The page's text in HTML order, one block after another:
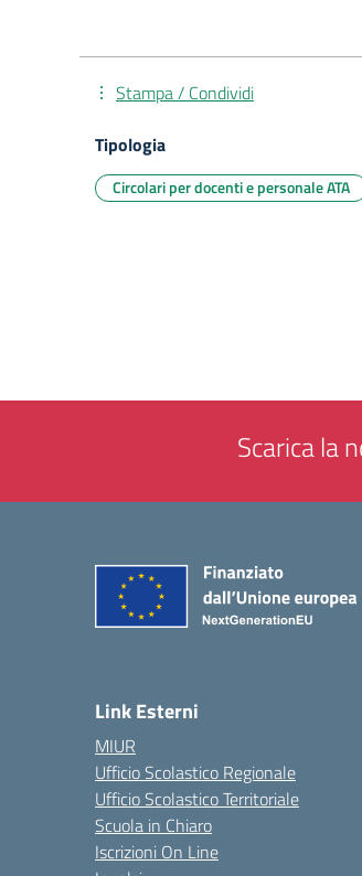
Stampa / Condividi
Tipologia
Circolari per docenti e personale ATA
Scarica la
Link Esterni
MIUR
Ufficio Scolastico Regionale
Ufficio Scolastico Territoriale
Scuola in Chiaro
Iscrizioni On Line